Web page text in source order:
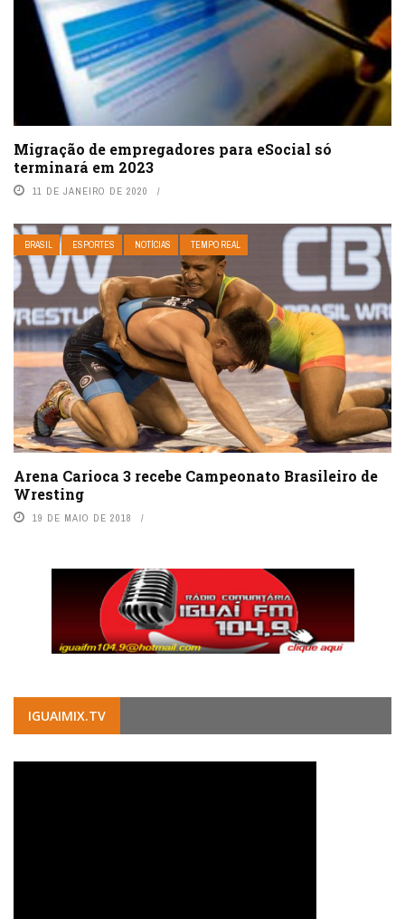
Migração de empregadores para eSocial só
terminará em 2023
11 DE JANEIRO DE 2020
BRASIL ESPORTES NOTÍCIAS TEMPO REAL
Arena Carioca 3 recebe Campeonato Brasileiro de
Wresting
19 DE MAIO DE 2018
IGUAIMIX.TV